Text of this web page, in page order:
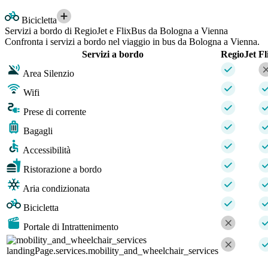
Bicicletta
Servizi a bordo di RegioJet e FlixBus da Bologna a Vienna
Confronta i servizi a bordo nel viaggio in bus da Bologna a Vienna.
Servizi a bordo
RegioJet
Area Silenzio
Wifi
Prese di corrente
Bagagli
Accessibilità
Ristorazione a bordo
Aria condizionata
Bicicletta
Portale di Intrattenimento
landingPage.services.mobility_and_wheelchair_services